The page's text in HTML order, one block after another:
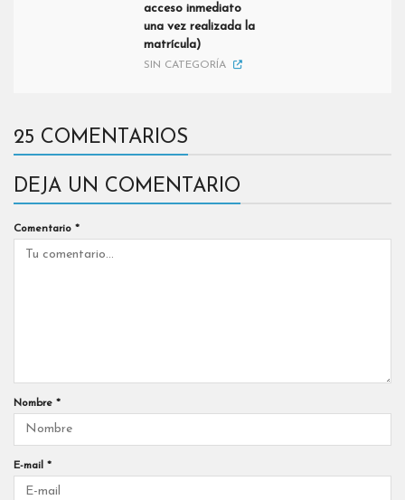
acceso inmediato
una vez realizada la
matrícula)
SIN CATEGORÍA
25 COMENTARIOS
DEJA UN COMENTARIO
Comentario *
Nombre *
E-mail *